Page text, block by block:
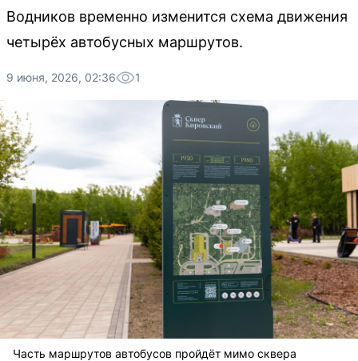
Водников временно изменится схема движения
четырёх автобусных маршрутов.
9 июня, 2026, 02:36 1
Часть маршрутов автобусов пройдёт мимо сквера